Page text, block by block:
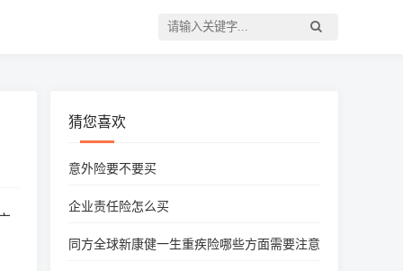
猜您喜欢
意外险要不要买
企业责任险怎么买
同方全球新康健一生重疾险哪些方面需要注意